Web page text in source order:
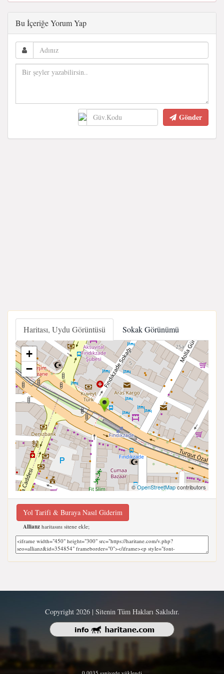
Bu İçeriğe Yorum Yap
Gönder
Haritası, Uydu Görüntüsü Sokak Görünümü
+
−
©OpenStreetMapcontributors
Yol Tarifi & Buraya Nasıl Giderim
Allianz haritasını sitene ekle;
Copyright 2026 | Sitenin Tüm Hakları Saklıdır.